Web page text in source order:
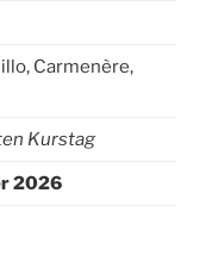
Carmenère,
Kurstag
2026